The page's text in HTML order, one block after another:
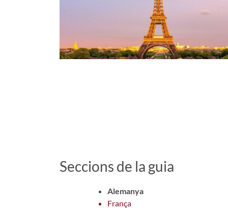
Seccions de la guia
Alemanya
França